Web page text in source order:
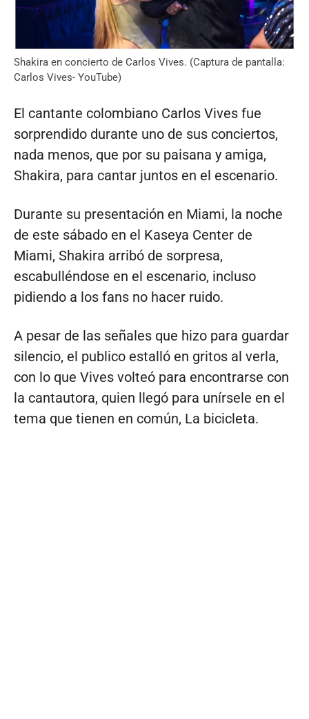
Shakira en concierto de Carlos Vives. (Captura de pantalla:
Carlos Vives- YouTube)
El cantante colombiano Carlos Vives fue
sorprendido durante uno de sus conciertos,
nada menos, que por su paisana y amiga,
Shakira, para cantar juntos en el escenario.
Durante su presentación en Miami, la noche
de este sábado en el Kaseya Center de
Miami, Shakira arribó de sorpresa,
escabulléndose en el escenario, incluso
pidiendo a los fans no hacer ruido.
A pesar de las señales que hizo para guardar
silencio, el publico estalló en gritos al verla,
con lo que Vives volteó para encontrarse con
la cantautora, quien llegó para unírsele en el
tema que tienen en común, La bicicleta.